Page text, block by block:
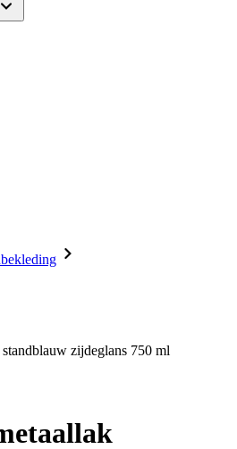
zijdeglans 750 ml